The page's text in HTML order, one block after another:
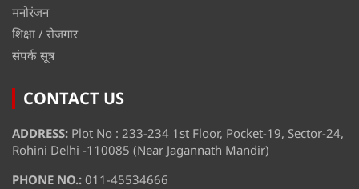
मनोरंजन
शिक्षा / रोजगार
संपर्क सूत्र
CONTACT US
ADDRESS: Plot No : 233-234 1st Floor, Pocket-19, Sector-24,
Rohini Delhi -110085 (Near Jagannath Mandir)
PHONE NO.: 011-45534666